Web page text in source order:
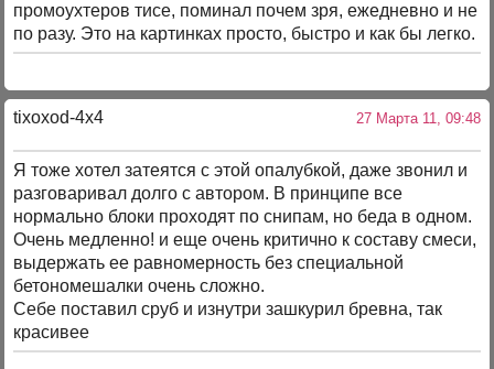
промоухтеров тисе, поминал почем зря, ежедневно и не
по разу. Это на картинках просто, быстро и как бы легко.
tixoxod-4x4 27 Марта 11, 09:48
Я тоже хотел затеятся с этой опалубкой, даже звонил и
разговаривал долго с автором. В принципе все
нормально блоки проходят по снипам, но беда в одном.
Очень медленно! и еще очень критично к составу смеси,
выдержать ее равномерность без специальной
бетономешалки очень сложно.
Себе поставил сруб и изнутри зашкурил бревна, так
красивее